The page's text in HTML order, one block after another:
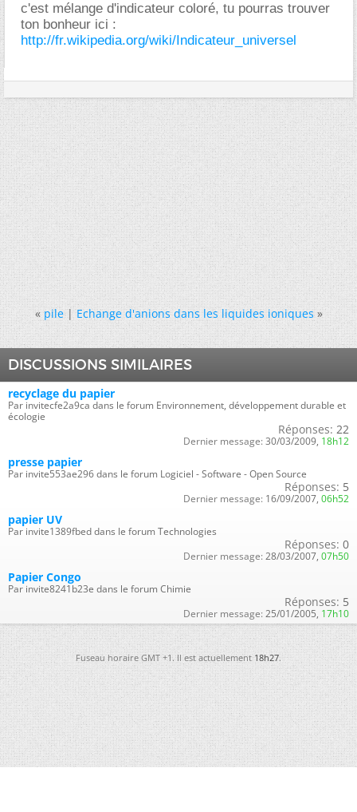
c'est mélange d'indicateur coloré, tu pourras trouver
ton bonheur ici :
http://fr.wikipedia.org/wiki/Indicateur_universel
« pile|Echange d'anions dans les liquides ioniques »
DISCUSSIONS SIMILAIRES
recyclage du papier
Par invitecfe2a9ca dans le forum Environnement, développement durable et
écologie
Réponses: 22
Dernier message: 30/03/2009, 18h12
presse papier
Par invite553ae296 dans le forum Logiciel - Software - Open Source
Réponses: 5
Dernier message: 16/09/2007, 06h52
papier UV
Par invite1389fbed dans le forum Technologies
Réponses: 0
Dernier message: 28/03/2007, 07h50
Papier Congo
Par invite8241b23e dans le forum Chimie
Réponses: 5
Dernier message: 25/01/2005, 17h10
Fuseau horaire GMT +1. Il est actuellement18h27.